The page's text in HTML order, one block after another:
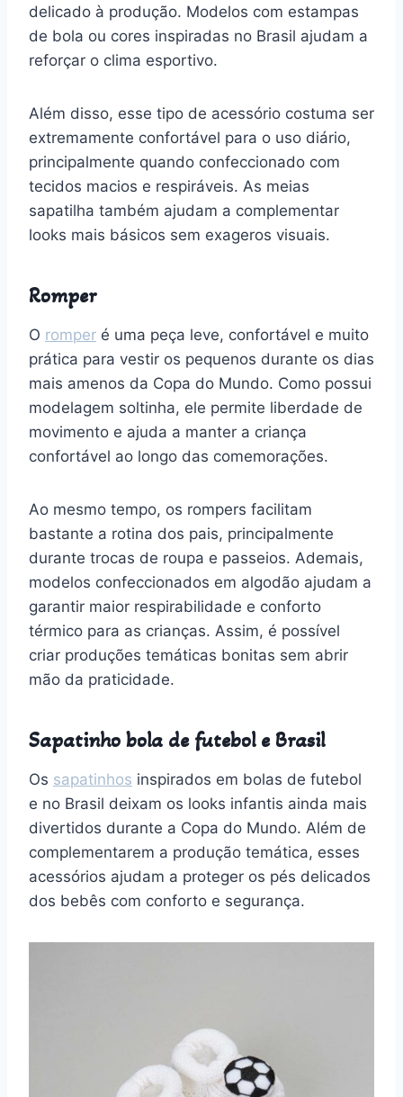
delicado à produção. Modelos com estampas
de bola ou cores inspiradas no Brasil ajudam a
reforçar o clima esportivo.
Além disso, esse tipo de acessório costuma ser
extremamente confortável para o uso diário,
principalmente quando confeccionado com
tecidos macios e respiráveis. As meias
sapatilha também ajudam a complementar
looks mais básicos sem exageros visuais.
Romper
O romper é uma peça leve, confortável e muito
prática para vestir os pequenos durante os dias
mais amenos da Copa do Mundo. Como possui
modelagem soltinha, ele permite liberdade de
movimento e ajuda a manter a criança
confortável ao longo das comemorações.
Ao mesmo tempo, os rompers facilitam
bastante a rotina dos pais, principalmente
durante trocas de roupa e passeios. Ademais,
modelos confeccionados em algodão ajudam a
garantir maior respirabilidade e conforto
térmico para as crianças. Assim, é possível
criar produções temáticas bonitas sem abrir
mão da praticidade.
Sapatinho bola de futebol e Brasil
Os sapatinhos inspirados em bolas de futebol
e no Brasil deixam os looks infantis ainda mais
divertidos durante a Copa do Mundo. Além de
complementarem a produção temática, esses
acessórios ajudam a proteger os pés delicados
dos bebês com conforto e segurança.